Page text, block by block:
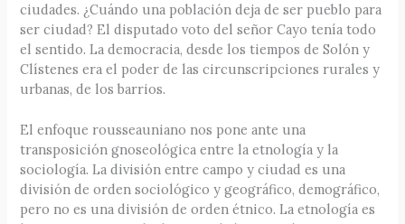
ciudades. ¿Cuándo una población deja de ser pueblo para
ser ciudad? El disputado voto del señor Cayo tenía todo
el sentido. La democracia, desde los tiempos de Solón y
Clístenes era el poder de las circunscripciones rurales y
urbanas, de los barrios.
El enfoque rousseauniano nos pone ante una
transposición gnoseológica entre la etnología y la
sociología. La división entre campo y ciudad es una
división de orden sociológico y geográfico, demográfico,
pero no es una división de orden étnico. La etnología es